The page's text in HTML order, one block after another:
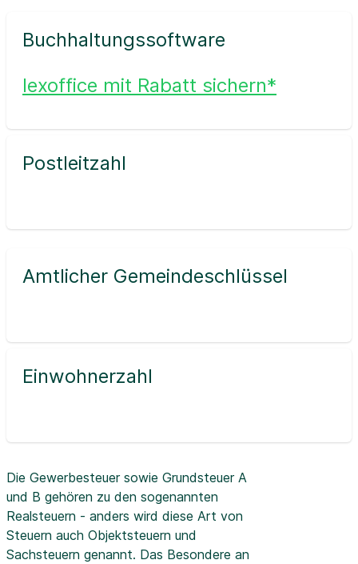
Buchhaltungssoftware
lexoffice mit Rabatt sichern*
Postleitzahl
Amtlicher Gemeindeschlüssel
Einwohnerzahl
Die Gewerbesteuer sowie Grundsteuer A
und B gehören zu den sogenannten
Realsteuern - anders wird diese Art von
Steuern auch Objektsteuern und
Sachsteuern genannt. Das Besondere an